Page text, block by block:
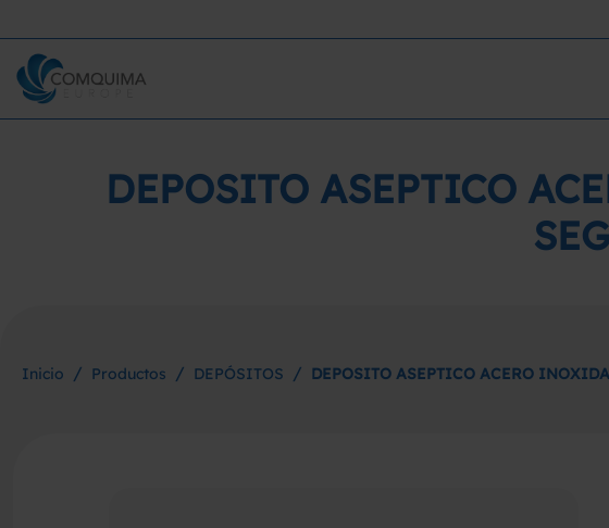
DEPOSITO ASEPTICO
Inicio / Productos / DEPÓSITOS / DEPOSITO ASEPTICO ACERO